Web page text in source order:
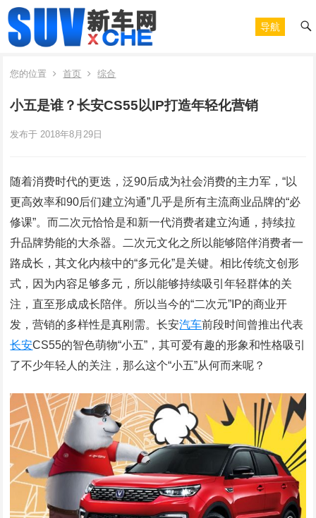
导航
您的位置 首页 综合
小五是谁？长安CS55以IP打造年轻化营销
发布于 2018年8月29日
随着消费时代的更迭，泛90后成为社会消费的主力军，“以
更高效率和90后们建立沟通”几乎是所有主流商业品牌的“必
修课”。而二次元恰恰是和新一代消费者建立沟通，持续拉
升品牌势能的大杀器。二次元文化之所以能够陪伴消费者一
路成长，其文化内核中的“多元化”是关键。相比传统文创形
式，因为内容足够多元，所以能够持续吸引年轻群体的关
注，直至形成成长陪伴。所以当今的“二次元”IP的商业开
发，营销的多样性是真刚需。长安汽车前段时间曾推出代表
长安CS55的智色萌物“小五”，其可爱有趣的形象和性格吸引
了不少年轻人的关注，那么这个“小五”从何而来呢？